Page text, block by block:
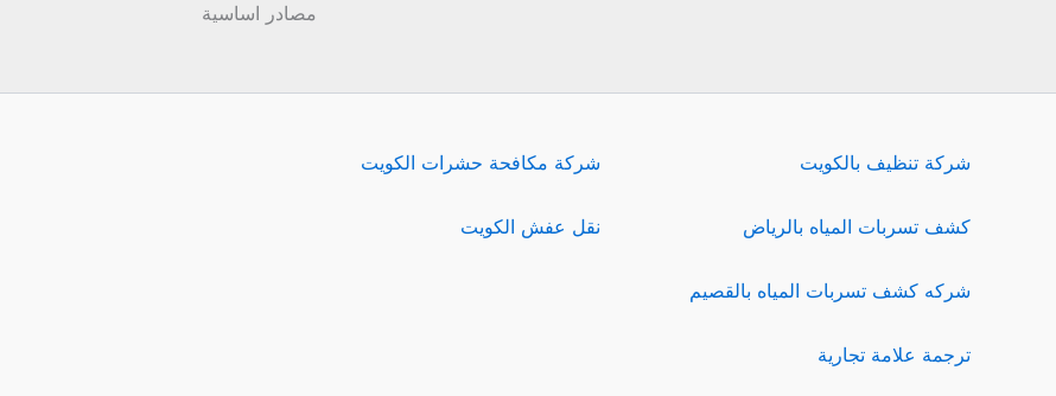
مصادر اساسية
شركة تنظيف بالكويت
كشف تسربات المياه بالرياض
شركه كشف تسربات المياه بالقصيم
ترجمة علامة تجارية
شركة مكافحة حشرات الكويت
نقل عفش الكويت